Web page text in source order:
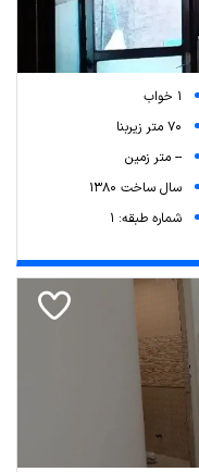
1 خواب
70 متر زیربنا
-- متر زمین
سال ساخت 1380
شماره طبقه: 1